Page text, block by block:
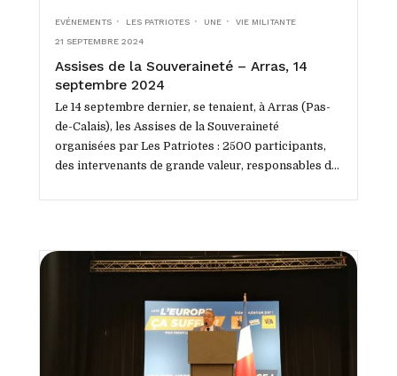
EVÉNEMENTS LES PATRIOTES UNE
VIE MILITANTE
21 SEPTEMBRE 2024
Assises de la Souveraineté – Arras, 14
septembre 2024
Le 14 septembre dernier, se tenaient, à Arras (Pas-
de-Calais), les Assises de la Souveraineté
organisées par Les Patriotes : 2500 participants,
des intervenants de grande valeur, responsables de